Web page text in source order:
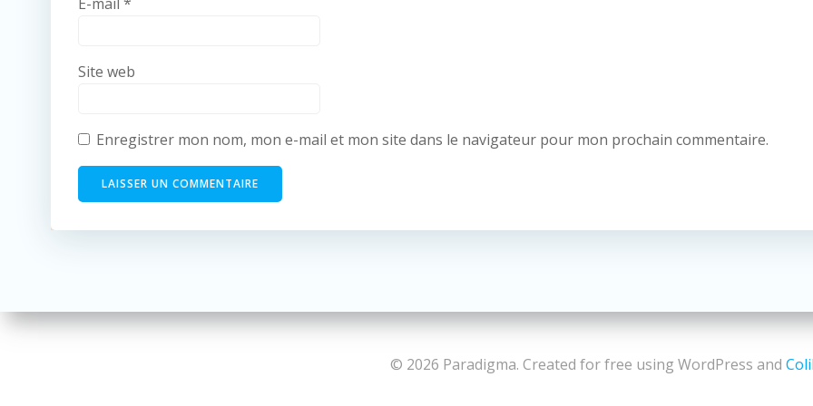
Site web
Enregistrer mon nom, mon e-mail et mon site dans le navigateur pour mon prochain commentaire.
© 2026 Paradigma. Created for free using WordPress and